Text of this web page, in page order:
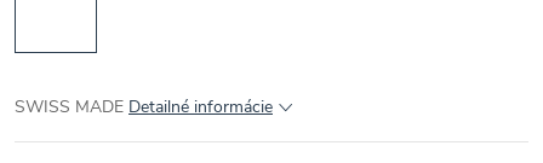
SWISS MADE Detailné informácie